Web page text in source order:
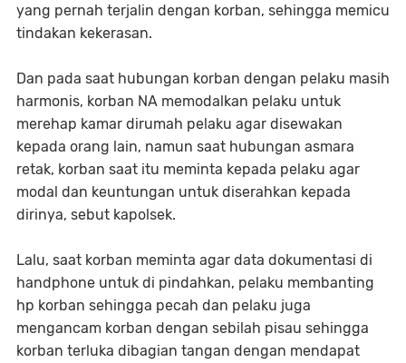
yang pernah terjalin dengan korban, sehingga memicu
tindakan kekerasan.
Dan pada saat hubungan korban dengan pelaku masih
harmonis, korban NA memodalkan pelaku untuk
merehap kamar dirumah pelaku agar disewakan
kepada orang lain, namun saat hubungan asmara
retak, korban saat itu meminta kepada pelaku agar
modal dan keuntungan untuk diserahkan kepada
dirinya, sebut kapolsek.
Lalu, saat korban meminta agar data dokumentasi di
handphone untuk di pindahkan, pelaku membanting
hp korban sehingga pecah dan pelaku juga
mengancam korban dengan sebilah pisau sehingga
korban terluka dibagian tangan dengan mendapat